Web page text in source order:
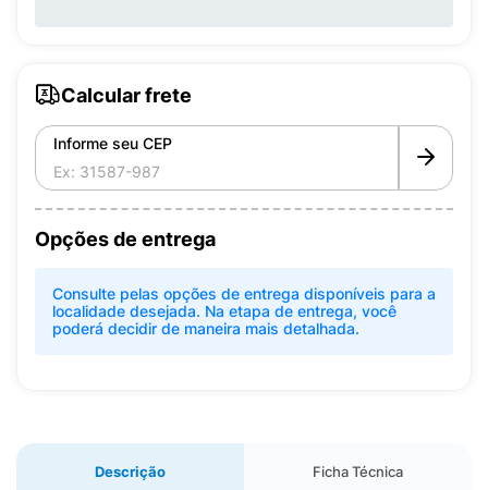
Calcular frete
Informe seu CEP
Opções de entrega
Consulte pelas opções de entrega disponíveis para a
localidade desejada. Na etapa de entrega, você
poderá decidir de maneira mais detalhada.
Descrição Ficha Técnica